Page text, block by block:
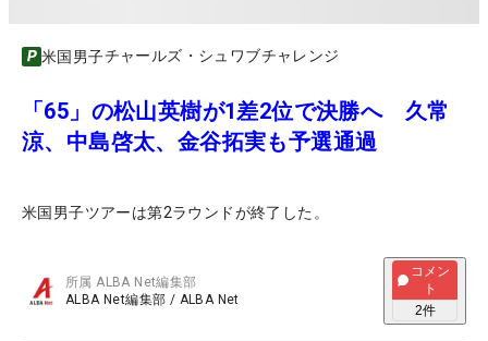
米国男子チャールズ・シュワブチャレンジ
「65」の松山英樹が1差2位で決勝へ 久常
涼、中島啓太、金谷拓実も予選通過
米国男子ツアーは第2ラウンドが終了した。
所属ALBA Net編集部
ALBA Net編集部 / ALBA Net
コメン
ト
2件